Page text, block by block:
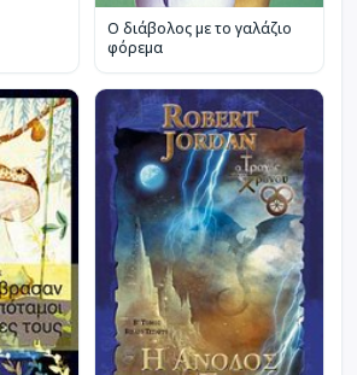
Ο διάβολος με το γαλάζιο
φόρεμα